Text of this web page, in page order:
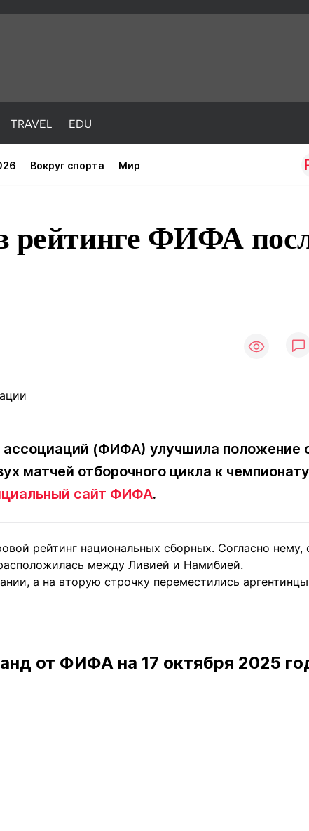
TRAVEL EDU
Вокруг спорта Мир
Путевые
Реклама Пресс-центр Светлая тема
рейтинге ФИФА
(ФИФА) улучшила положение
матчей отборочного цикла к
сайт ФИФА.
рейтинг национальных сборных. Согласно нему,
между Ливией и Намибией.
а на вторую строчку переместились
от ФИФА на 17 октября 2025